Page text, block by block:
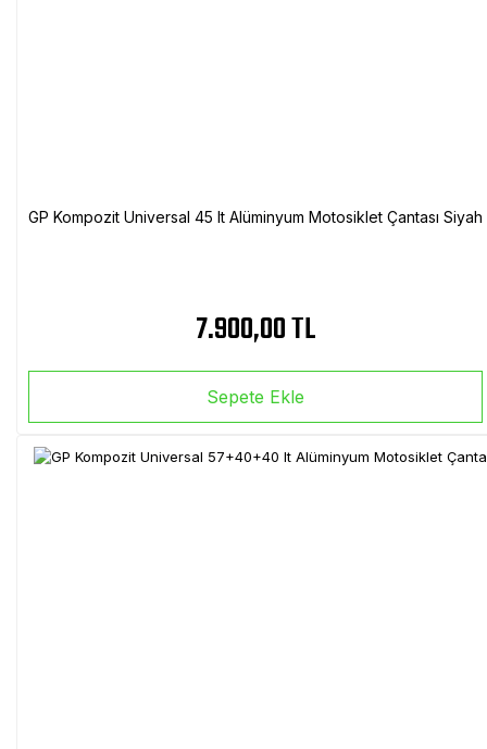
GP Kompozit Universal 45 lt Alüminyum Motosiklet Çantası Siyah
7.900,00 TL
Sepete Ekle